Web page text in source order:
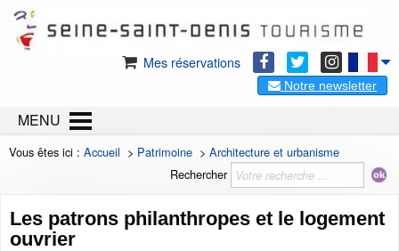
Mes réservations
Notre newsletter
MENU
Vous êtes ici : Accueil > Patrimoine > Architecture et urbanisme
Rechercher
Les patrons philanthropes et le logement
ouvrier